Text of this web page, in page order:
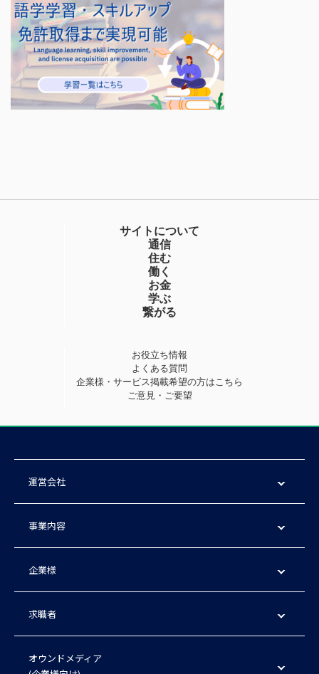
サイトについて
通信
住む
働く
お金
学ぶ
繋がる
お役立ち情報
よくある質問
企業様・サービス掲載希望の方はこちら
ご意見・ご要望
運営会社
事業内容
企業様
求職者
オウンドメディア